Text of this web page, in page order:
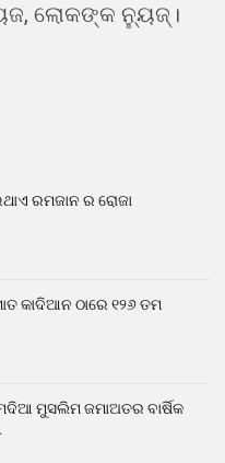
ଲୋକଙ୍କ ନ୍ୟୁଜ୍।
ରମଜାନ ର ରୋଜା
କାଦିଆନ ଠାରେ ୧୨୬ ତମ
ମୁସଲିମ ଜମାଅତର ବାର୍ଷିକ